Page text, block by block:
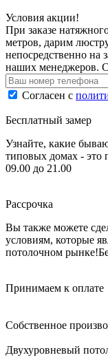
Условия акции!
При заказе
метров, дарим
непосредственно на
наших менеджеров.
Согласен с
Бесплатный замер
Узнайте, какие
типовых домах - это
09.00 до 21.00
Рассрочка
Вы также можете
условиям, которые
потолочном рынке!
Принимаем к оплате
Собственное
Двухуровневый